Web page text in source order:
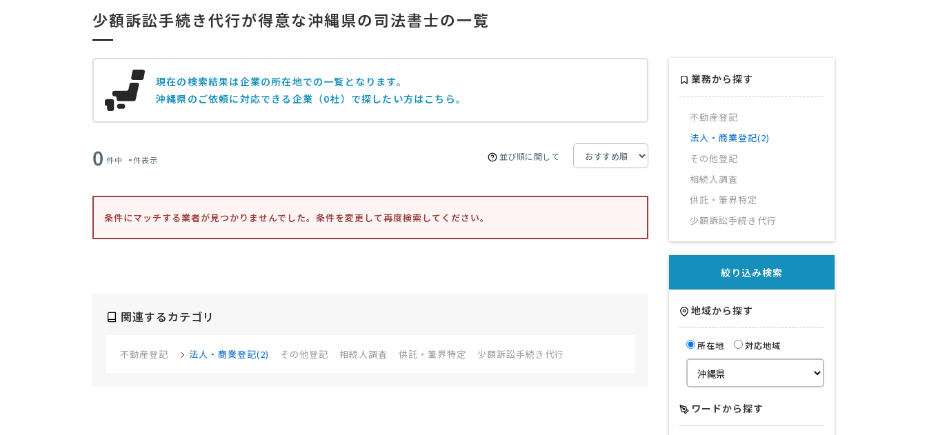
少額訴訟手続き代行が得意な沖縄県の司法書士の一覧
現在の検索結果は企業の所在地での一覧となります。
沖縄県のご依頼に対応できる企業（0社）で探したい方はこちら。
0 件中 -件表示 並び順に関して
条件にマッチする業者が見つかりませんでした。条件を変更して再度検索してください。
関連するカテゴリ
不動産登記 法人・商業登記(2) その他登記 相続人調査 供託・筆界特定 少額訴訟手続き代行
業務から探す
不動産登記
法人・商業登記(2)
その他登記
相続人調査
供託・筆界特定
少額訴訟手続き代行
絞り込み検索
地域から探す
所在地 対応地域
ワードから探す